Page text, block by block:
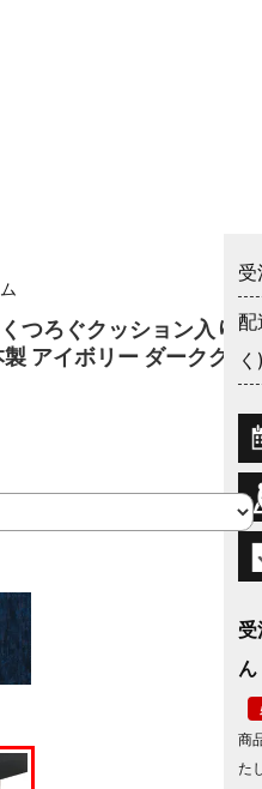
つろぐクッション入り
アイボリー ダークグレ
配
く)
ん
商
た